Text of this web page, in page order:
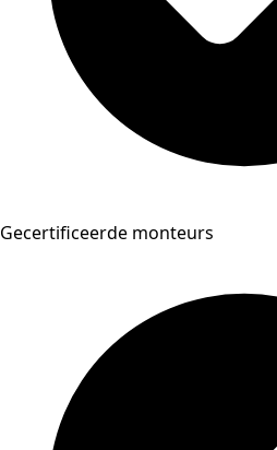
Gecertificeerde monteurs